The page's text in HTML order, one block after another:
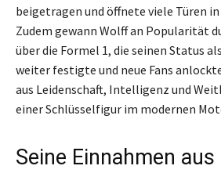
beigetragen und öffnete viele Türen
Zudem gewann Wolff an Popularität
über die Formel 1, die seinen Status
weiter festigte und neue Fans
aus Leidenschaft, Intelligenz und
einer Schlüsselfigur im modernen
Seine Einnahmen aus